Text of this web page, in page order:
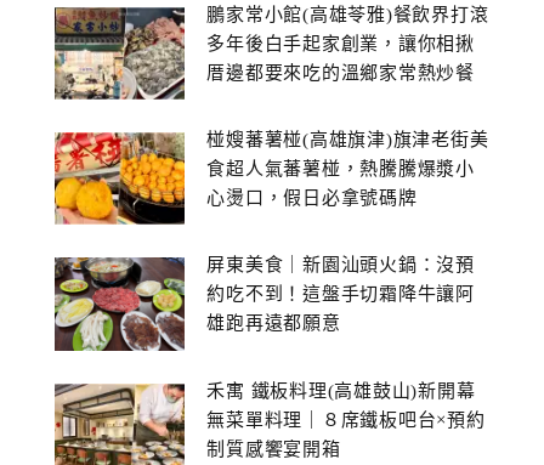
鵬家常小館(高雄苓雅)餐飲界打滾
多年後白手起家創業，讓你相揪
厝邊都要來吃的溫鄉家常熱炒餐
椪嫂蕃薯椪(高雄旗津)旗津老街美
食超人氣蕃薯椪，熱騰騰爆漿小
心燙口，假日必拿號碼牌
屏東美食｜新園汕頭火鍋：沒預
約吃不到！這盤手切霜降牛讓阿
雄跑再遠都願意
禾寓 鐵板料理(高雄鼓山)新開幕
無菜單料理｜８席鐵板吧台×預約
制質感饗宴開箱